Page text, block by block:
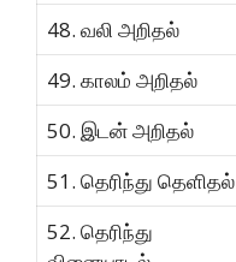
48. வலி அறிதல்
49. காலம் அறிதல்
50. இடன் அறிதல்
51. தெரிந்து தெளிதல்
52. தெரிந்து